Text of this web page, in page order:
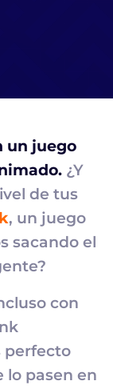
un juego
¿Y
de tus
, un juego
sacando el
con
perfecto
lo pasen en